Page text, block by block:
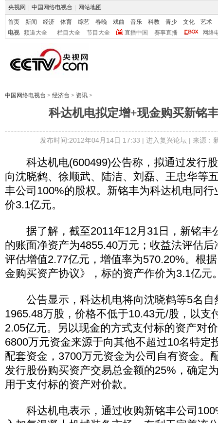
央视网 中国网络电视台 网站地图
首页 新闻 经济 体育 综艺 春晚 戏曲 音乐 科教 青少 文化
艺术
电视
频道大全 栏目大全 节目大全 直播中国 赛事直播 网络
中国网络电视台 > 经济台 > 资讯 >
科达机电拟定增+现金购买新铭
发布时间:2012年04月14日 17:33 | 进入复兴论坛| 来源：
科达机电(600499)公告称，拟通过发行股
向沈晓鹤、徐顺武、陆洁、刘磊、王忠华等
丰公司100%的股权。新铭丰为科达机电同
价3.1亿元。
据了解，截至2011年12月31日，新铭丰
的账面净资产为4855.40万元；收益法评估
评估增值2.77亿元，增值率为570.20%。根
金购买资产协议》，标的资产作价为3.1亿元
公告显示，科达机电将向沈晓鹤等5名自
1965.48万股，价格不低于10.43元/股，以支
2.05亿元。另以现金的方式支付标的资产对
6800万元资金来源于向其他不超过10名特定
配套资金，3700万元资金为公司自有资金。
发行股份购买资产交易总金额的25%，确定
用于支付标的资产对价款。
科达机电表示，通过收购新铭丰公司